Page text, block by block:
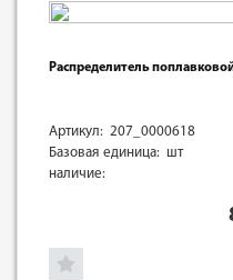
Распределитель
Артикул: 207_0000618
Базовая единица: шт
наличие: